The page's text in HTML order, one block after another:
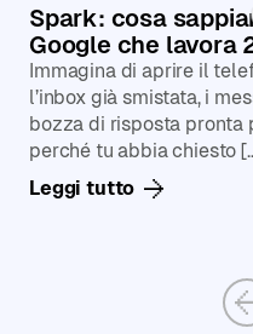
Spark: cosa
Google che lavora
Immagina di aprire il
l’inbox già smistata, i
bozza di risposta pronta
perché tu abbia chiesto
Leggi tutto